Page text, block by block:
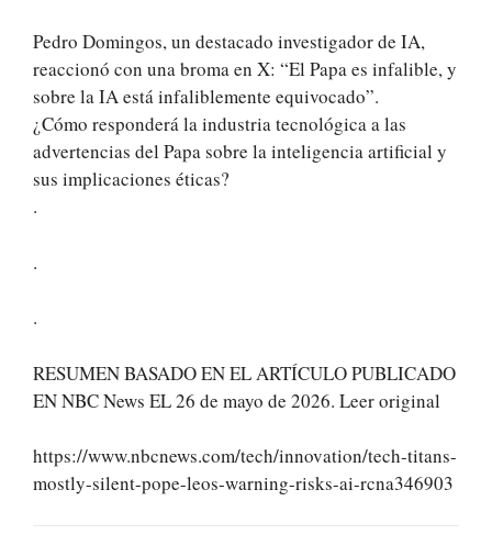
Pedro Domingos, un destacado investigador de IA,
reaccionó con una broma en X: “El Papa es infalible, y
sobre la IA está infaliblemente equivocado”.
¿Cómo responderá la industria tecnológica a las
advertencias del Papa sobre la inteligencia artificial y
sus implicaciones éticas?
.
.
.
RESUMEN BASADO EN EL ARTÍCULO PUBLICADO
EN NBC News EL 26 de mayo de 2026. Leer original
https://www.nbcnews.com/tech/innovation/tech-titans-
mostly-silent-pope-leos-warning-risks-ai-rcna346903